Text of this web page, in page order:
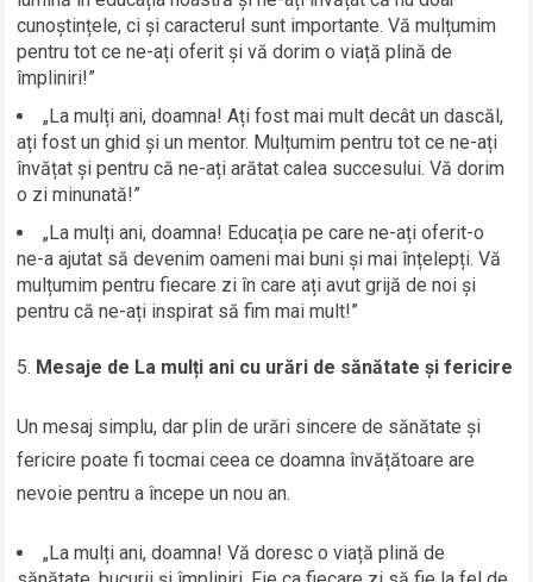
cunoștințele, ci și caracterul sunt importante. Vă mulțumim
pentru tot ce ne-ați oferit și vă dorim o viață plină de
împliniri!”
„La mulți ani, doamna! Ați fost mai mult decât un dascăl,
ați fost un ghid și un mentor. Mulțumim pentru tot ce ne-ați
învățat și pentru că ne-ați arătat calea succesului. Vă dorim
o zi minunată!”
„La mulți ani, doamna! Educația pe care ne-ați oferit-o
ne-a ajutat să devenim oameni mai buni și mai înțelepți. Vă
mulțumim pentru fiecare zi în care ați avut grijă de noi și
pentru că ne-ați inspirat să fim mai mult!”
Mesaje de La mulți ani cu urări de sănătate și fericire
Un mesaj simplu, dar plin de urări sincere de sănătate și
fericire poate fi tocmai ceea ce doamna învățătoare are
nevoie pentru a începe un nou an.
„La mulți ani, doamna! Vă doresc o viață plină de